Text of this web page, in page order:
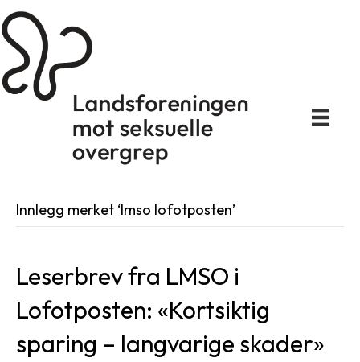
Innlegg merket ‘lmso lofotposten’
Leserbrev fra LMSO i
Lofotposten: «Kortsiktig
sparing – langvarige skader»